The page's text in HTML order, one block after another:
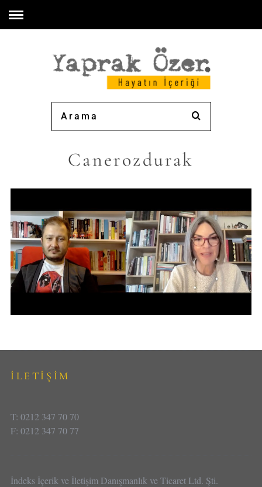
Canerozdurak
İLETİŞİM
T: 0212 347 70 70
F: 0212 347 70 77
İndeks İçerik ve İletişim Danışmanlık ve Ticaret Ltd. Şti.